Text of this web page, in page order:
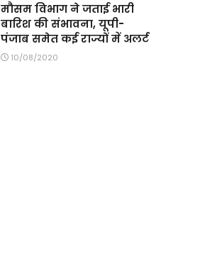
मौसम विभाग ने जताई भारी
बारिश की संभावना, यूपी-
पंजाब समेत कई राज्यों में अलर्ट
10/08/2020